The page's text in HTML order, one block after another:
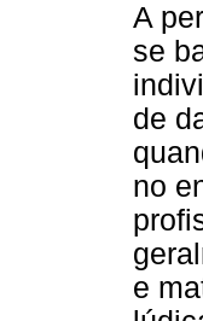
A
se
de
no
e